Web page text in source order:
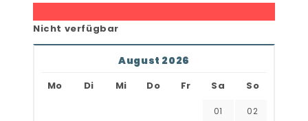
Nicht verfügbar
August 2026
Mo Di Mi Do Fr Sa So
01 02